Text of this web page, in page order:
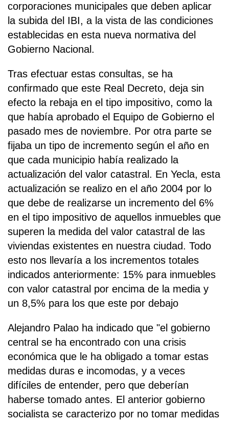
corporaciones municipales que deben aplicar
la subida del IBI, a la vista de las condiciones
establecidas en esta nueva normativa del
Gobierno Nacional.
Tras efectuar estas consultas, se ha
confirmado que este Real Decreto, deja sin
efecto la rebaja en el tipo impositivo, como la
que había aprobado el Equipo de Gobierno el
pasado mes de noviembre. Por otra parte se
fijaba un tipo de incremento según el año en
que cada municipio había realizado la
actualización del valor catastral. En Yecla, esta
actualización se realizo en el año 2004 por lo
que debe de realizarse un incremento del 6%
en el tipo impositivo de aquellos inmuebles que
superen la medida del valor catastral de las
viviendas existentes en nuestra ciudad. Todo
esto nos llevaría a los incrementos totales
indicados anteriormente: 15% para inmuebles
con valor catastral por encima de la media y
un 8,5% para los que este por debajo
Alejandro Palao ha indicado que "el gobierno
central se ha encontrado con una crisis
económica que le ha obligado a tomar estas
medidas duras e incomodas, y a veces
difíciles de entender, pero que deberían
haberse tomado antes. El anterior gobierno
socialista se caracterizo por no tomar medidas